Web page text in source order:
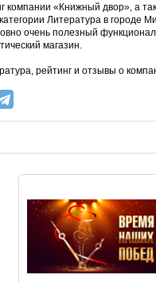
компании «Книжный двор», а
Литература в
очень полезный
магазин.
рейтинг и отзывы о